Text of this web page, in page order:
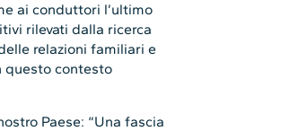
ai conduttori l’ultimo
rilevati dalla ricerca
relazioni familiari e
questo contesto
Paese: “Una fascia